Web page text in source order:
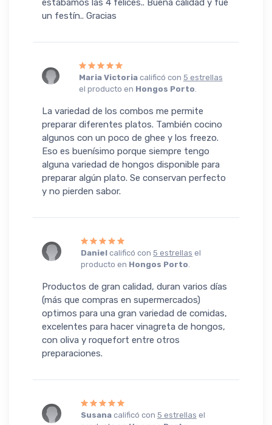
estábamos las 4 felices.. Buena calidad y fue
un festín.. Gracias
Maria Victoriacalificó con 5 estrellas
el producto en Hongos Porto.
La variedad de los combos me permite
preparar diferentes platos. También cocino
algunos con un poco de ghee y los freezo.
Eso es buenísimo porque siempre tengo
alguna variedad de hongos disponible para
preparar algún plato. Se conservan perfecto
y no pierden sabor.
Daniel calificó con5 estrellas el
producto en Hongos Porto.
Productos de gran calidad, duran varios días
(más que compras en supermercados)
optimos para una gran variedad de comidas,
excelentes para hacer vinagreta de hongos,
con oliva y roquefort entre otros
preparaciones.
Susanacalificó con 5 estrellas el